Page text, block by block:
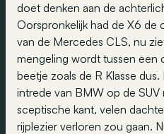
doet denken aan de
Oorspronkelijk had de X6
van de Mercedes CLS, nu
mengeling wordt tussen een
beetje zoals de R Klasse
intrede van BMW op de SUV
sceptische kant, velen
rijplezier verloren zou gaan.